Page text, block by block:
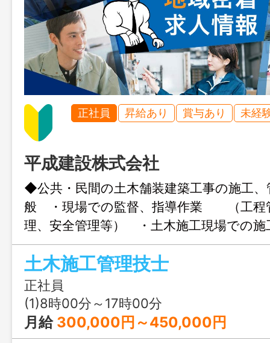
正社員 昇給あり 賞与あり 未経
平成建設株式会社
◆公共・民間の土木舗装建築工事の施工、
般 ・現場での監督、指導作業 （工程
理、安全管理等） ・土木施工現場で
＊変更範囲：会社の定める範囲での
は、ハローワークの紹介状が必要です
土木施工管理技士
正社員
(1)8時00分～17時00分
月給 300,000円～450,000円